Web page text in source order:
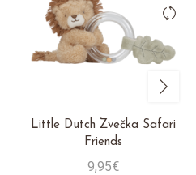
Little Dutch Zvečka Safari
Friends
9,95€